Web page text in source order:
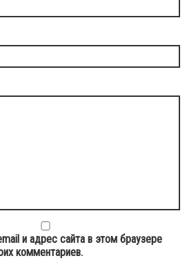
и адрес сайта в этом браузере
комментариев.